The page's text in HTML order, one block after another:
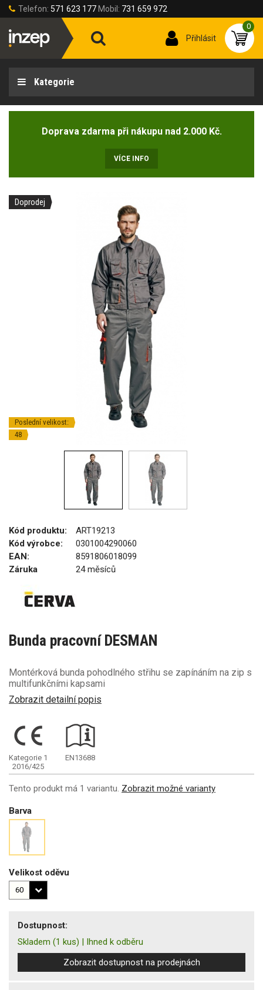
Telefon: 571 623 177 Mobil: 731 659 972
Přihlásit
0
Kategorie
Doprava zdarma při nákupu nad 2.000 Kč.
VÍCE INFO
Doprodej
Poslední velikost:
48
Kód produktu:
ART19213
Kód výrobce:
0301004290060
EAN:
8591806018099
Záruka
24 měsíců
Bunda pracovní DESMAN
Montérková bunda pohodlného střihu se zapínáním na zip s
multifunkčními kapsami
Zobrazit detailní popis
Kategorie 1
2016/425
EN13688
Tento produkt má 1 variantu. Zobrazit možné varianty
Barva
Velikost oděvu
Dostupnost:
Skladem (1 kus) | Ihned k odběru
Zobrazit dostupnost na prodejnách